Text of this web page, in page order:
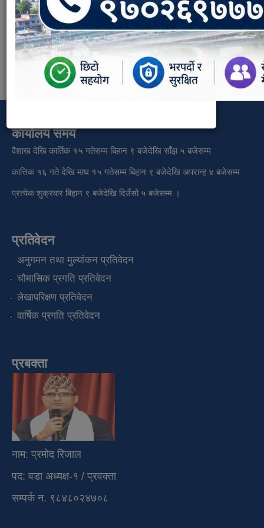
Document Type: राजपत्र भाग १
कार्यालय समय
वैशाख देखि कार्तिक १५ गतेसम्म बिहान ९ बजेदेखि साँझ ५ बजेसम्म
कात्तिक १६ गते देखि माघ १५ गतेसम्म बिहान ९ बजेदेखि अपरान्ह ४ बजेसम्म
प्रत्येक शुक्रवार बिहान ९ बजेदेखि दिउँसो ५ बजेसम्म ।
प्रतिवेदन
अनुगमन तथा मुल्यांकन प्रतिवेदन
चौमासिक प्रगति प्रतिवेदन
लेखापरिक्षण प्रतिवेदन
वार्षिक प्रगति प्रतिवेदन
प्रबक्ता
नाम: प्रमोद रिजाल
पद: वडा अध्यक्ष-१ / प्रवक्ता
सम्पर्क न. ९८४८०२४७०८